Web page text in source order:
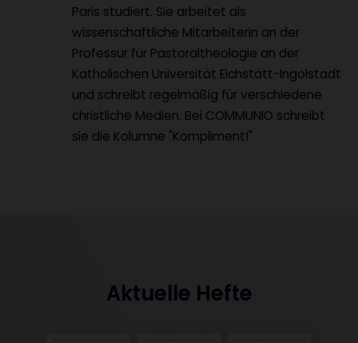
Paris studiert. Sie arbeitet als
wissenschaftliche Mitarbeiterin an der
Professur für Pastoraltheologie an der
Katholischen Universität Eichstätt-Ingolstadt
und schreibt regelmäßig für verschiedene
christliche Medien. Bei COMMUNIO schreibt
sie die Kolumne "Kompliment!"
Aktuelle Hefte